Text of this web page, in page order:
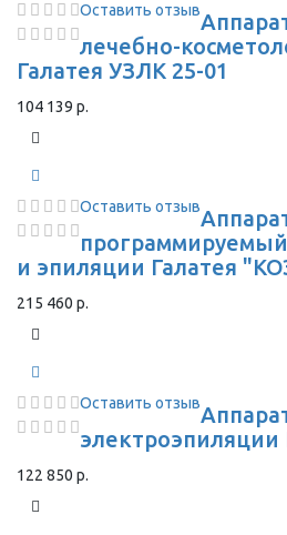
Оставить отзыв
лечебно-
Галатея УЗЛК 25-01
104 139 р.
Оставить отзыв
и эпиляции Галатея
215 460 р.
Оставить отзыв
122 850 р.